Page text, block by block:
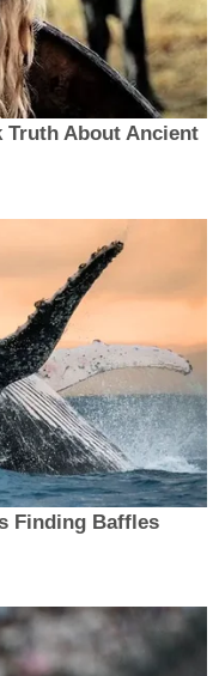
Truth About Ancient
Finding Baffles